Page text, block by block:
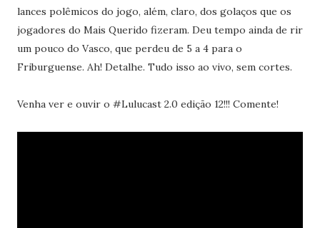
lances polêmicos do jogo, além, claro, dos golaços que os
jogadores do Mais Querido fizeram. Deu tempo ainda de rir
um pouco do Vasco, que perdeu de 5 a 4 para o
Friburguense. Ah! Detalhe. Tudo isso ao vivo, sem cortes.
Venha ver e ouvir o #Lulucast 2.0 edição 12!!! Comente!